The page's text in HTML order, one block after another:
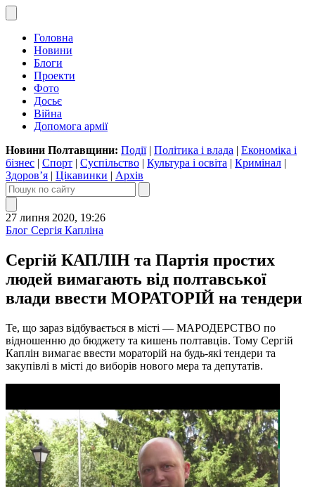
Головна
Новини
Блоги
Проекти
Фото
Досьє
Війна
Допомога армії
Новини Полтавщини: Події| Політика і влада | Економіка і
бізнес | Спорт | Суспільство | Культура і освіта | Кримінал |
Здоров’я | Цікавинки | Архів
27 липня 2020, 19:26
Блог Сергія Капліна
Сергій КАПЛІН та Партія простих
людей вимагають від полтавської
влади ввести МОРАТОРІЙ на тендери
Те, що зараз відбувається в місті — МАРОДЕРСТВО по
відношенню до бюджету та кишень полтавців. Тому Сергій
Каплін вимагає ввести мораторій на будь-які тендери та
закупівлі в місті до виборів нового мера та депутатів.